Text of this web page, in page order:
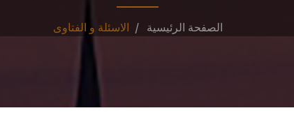
الصفحة الرئيسية الاسئلة و الفتاوى